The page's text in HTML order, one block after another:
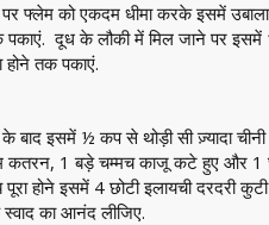
फ्लेम को एकदम धीमा करके इसमें
पकाएं. दूध के लौकी में मिल जाने पर
होने तक पकाएं.
के बाद इसमें ½ कप से थोड़ी सी ज़्यादा
कतरन, 1 बड़े चम्मच काजू कटे हुए और 1
होने इसमें 4 छोटी इलायची दरदरी
का आनंद लीजिए.